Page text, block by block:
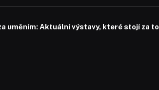
uměním: Aktuální výstavy, které stojí za to